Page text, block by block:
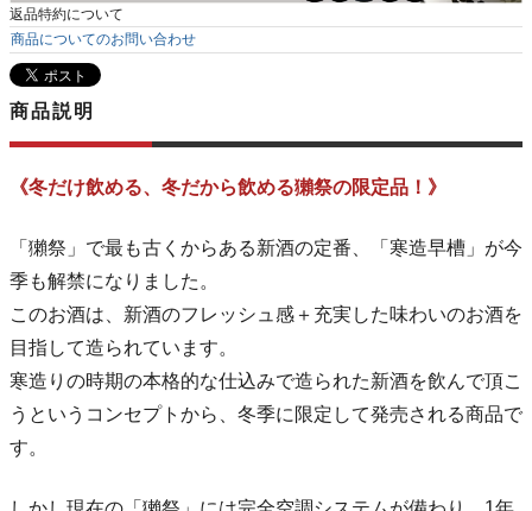
返品特約について
商品についてのお問い合わせ
商品説明
《冬だけ飲める、冬だから飲める獺祭の限定品！》
「獺祭」で最も古くからある新酒の定番、「寒造早槽」が今
季も解禁になりました。
このお酒は、新酒のフレッシュ感＋充実した味わいのお酒を
目指して造られています。
寒造りの時期の本格的な仕込みで造られた新酒を飲んで頂こ
うというコンセプトから、冬季に限定して発売される商品で
す。